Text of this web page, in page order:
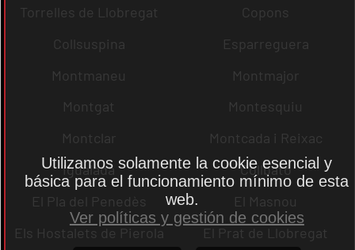
Torrelles de Llobregat
Copons
Collsuspina
Esparreguera
Montmaneu
Montmajor
Montgat
Montesquiu
Montclar
Montcada i Reixac
Igualada
Collbató
El Pla del Penedès
El Masnou
Els Hostalets de Pierola
El Prat de Llobregat
Utilizamos solamente la cookie esencial y
básica para el funcionamiento mínimo de esta
web.
Ver políticas y gestión de cookies